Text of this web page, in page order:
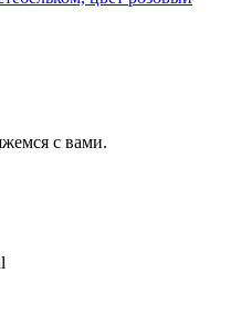
с вами.